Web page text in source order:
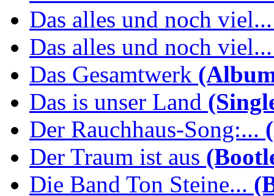
Das alles und noch viel...
Das alles und noch viel...
Das Gesamtwerk
Das is unser Land
Der Rauchhaus-Song:...
Der Traum ist aus
Die Band Ton Steine...